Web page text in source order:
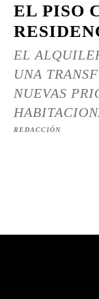
EL PISO
EL
UNA
NUEVAS
REDACCIÓN